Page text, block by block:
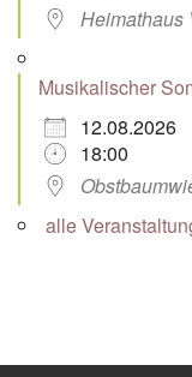
Heimathaus
Musikalischer
12.08.2026
18:00
alle